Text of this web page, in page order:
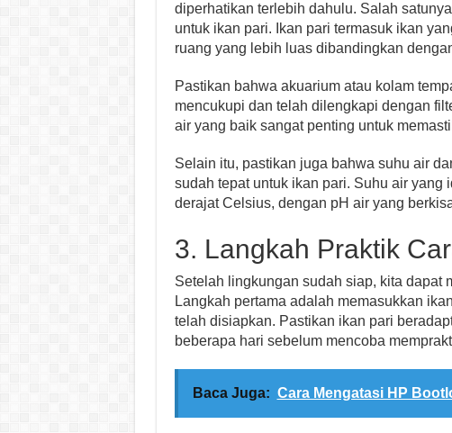
diperhatikan terlebih dahulu. Salah
untuk ikan pari. Ikan pari termasuk ikan
ruang yang lebih luas dibandingkan
Pastikan bahwa akuarium atau kolam
mencukupi dan telah dilengkapi dengan
air yang baik sangat penting untuk
Selain itu, pastikan juga bahwa suhu air
sudah tepat untuk ikan pari. Suhu air
derajat Celsius, dengan pH air yang
3. Langkah Praktik
Setelah lingkungan sudah siap, kita dapat
Langkah pertama adalah memasukkan
telah disiapkan. Pastikan ikan pari
beberapa hari sebelum mencoba
Baca Juga: Cara Mengatasi HP